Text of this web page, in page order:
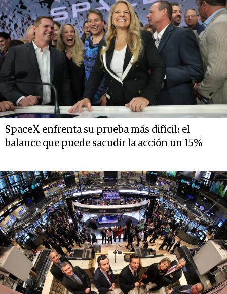
SpaceX enfrenta su prueba más difícil: el
balance que puede sacudir la acción un 15%